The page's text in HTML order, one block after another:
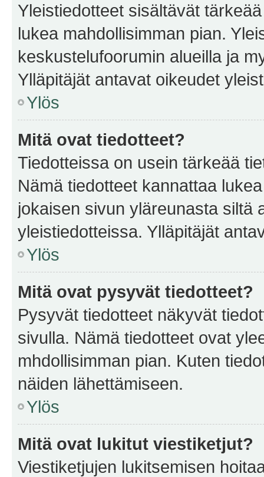
Yleistiedotteet sisältävät
lukea mahdollisimman pian.
keskustelufoorumin alueilla ja
Ylläpitäjät antavat oikeudet
Ylös
Mitä ovat tiedotteet?
Tiedotteissa on usein tärkeää
Nämä tiedotteet kannattaa
jokaisen sivun yläreunasta siltä
yleistiedotteissa. Ylläpitäjät
Ylös
Mitä ovat pysyvät tiedotteet?
Pysyvät tiedotteet näkyvät
sivulla. Nämä tiedotteet ovat
mhdollisimman pian. Kuten
näiden lähettämiseen.
Ylös
Mitä ovat lukitut viestiketjut?
Viestiketjujen lukitsemisen